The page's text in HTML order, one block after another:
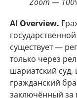
AI Overview.
существует —
только через
шариатский
гражданский
заключённый за